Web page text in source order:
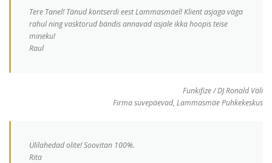
Tere Tanel! Tänud kontserdi eest Lammasmäel! Klient asjaga väga
rahul ning vasktorud bändis annavad asjale ikka hoopis teise
mineku!
Raul
Funkifize / DJ Ronald Väli
Firma suvepäevad, Lammasmäe Puhkekeskus
Ülilahedad olite! Soovitan 100%.
Rita